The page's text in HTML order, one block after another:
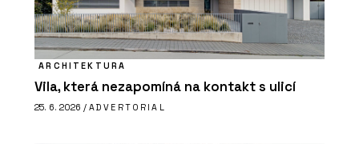
ARCHITEKTURA
Vila, která nezapomíná na kontakt s ulicí
25. 6. 2026 / ADVERTORIAL